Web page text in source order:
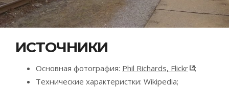
ИСТОЧНИКИ
Основная фотография: Phil Richards, Flickr
;
Технические характеристки: Wikipedia;